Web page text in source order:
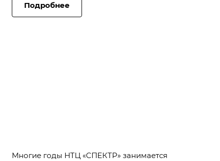
Подробнее
Многие годы НТЦ «СПЕКТР» занимается